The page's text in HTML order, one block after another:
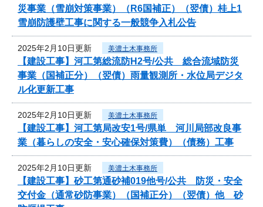
災事業（雪崩対策事業）（R6国補正）（翌債）桂上1
雪崩防護壁工事に関する一般競争入札公告
2025年2月10日更新 美濃土木事務所
【建設工事】河工第総流防H2号/公共 総合流域防災
事業（国補正分）（翌債）雨量観測所・水位局デジタ
ル化更新工事
2025年2月10日更新 美濃土木事務所
【建設工事】河工第局改安1号/県単 河川局部改良事
業（暮らしの安全・安心確保対策費）（債務）工事
2025年2月10日更新 美濃土木事務所
【建設工事】砂工第通砂補019他号/公共 防災・安全
交付金（通常砂防事業）（国補正分）（翌債）他 砂